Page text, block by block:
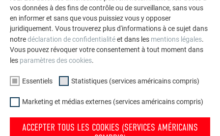
L’ENTREPRISE FAMILIALE | PREFA
À propos de nous
Durabilité
Presse
Conformité
NOUS VOUS OFFRONS NOTRE AIDE
Commander des prospectus
vos données à des fins de contrôle ou de surveillance, sans vous
en informer et sans que vous puissiez vous y opposer
juridiquement. Vous trouverez plus d'informations à ce sujet dans
notredéclaration de confidentialitéet dans les mentions légales.
Vous pouvez révoquer votre consentement à tout moment dans
les paramètres des cookies.
Essentiels Statistiques (services américains compris)
Marketing et médias externes (services américains compris)
ACCEPTER TOUS LES COOKIES (SERVICES AMÉRICAINS